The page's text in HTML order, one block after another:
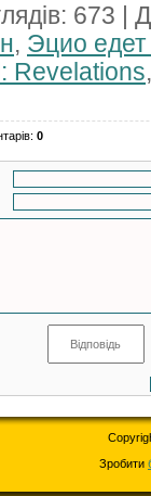
: 673 |
, Эцио
Revelations
: 0
Зробити